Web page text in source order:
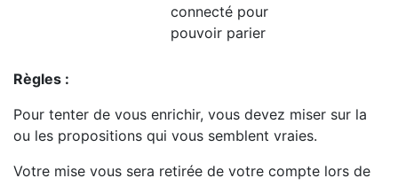
connecté pour
pouvoir parier
Règles :
Pour tenter de vous enrichir, vous devez miser sur la
ou les propositions qui vous semblent vraies.
Votre mise vous sera retirée de votre compte lors de